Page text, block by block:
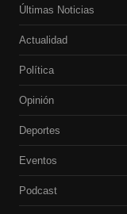
Últimas Noticias
Actualidad
Política
Opinión
Deportes
Eventos
Podcast